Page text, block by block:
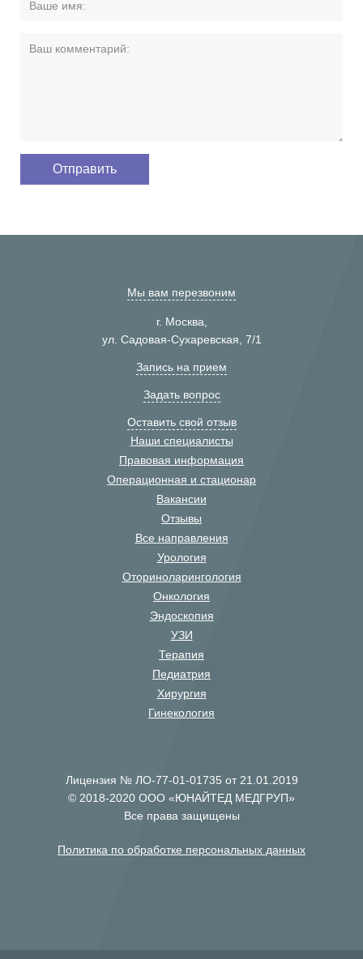
Мы вам перезвоним
г. Москва,
ул. Садовая-Сухаревская, 7/1
Запись на прием
Задать вопрос
Оставить свой отзыв
Наши специалисты
Правовая информация
Операционная и стационар
Вакансии
Отзывы
Все направления
Урология
Оториноларингология
Онкология
Эндоскопия
УЗИ
Терапия
Педиатрия
Хирургия
Гинекология
Лицензия № ЛО-77-01-01735 от 21.01.2019
© 2018-2020 ООО «ЮНАЙТЕД МЕДГРУП»
Все права защищены
Политика по обработке персональных данных